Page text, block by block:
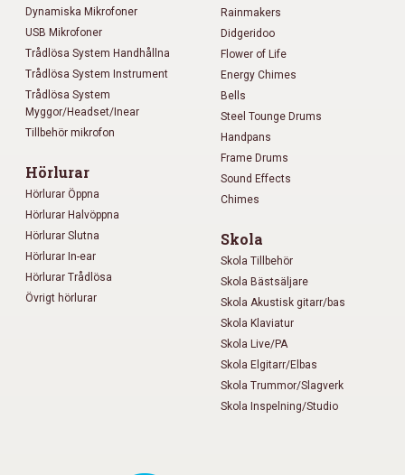
Dynamiska Mikrofoner
USB Mikrofoner
Trådlösa System Handhållna
Trådlösa System Instrument
Trådlösa System
Myggor/Headset/Inear
Tillbehör mikrofon
Hörlurar
Hörlurar Öppna
Hörlurar Halvöppna
Hörlurar Slutna
Hörlurar In-ear
Hörlurar Trådlösa
Övrigt hörlurar
Rainmakers
Didgeridoo
Flower of Life
Energy Chimes
Bells
Steel Tounge Drums
Handpans
Frame Drums
Sound Effects
Chimes
Skola
Skola Tillbehör
Skola Bästsäljare
Skola Akustisk gitarr/bas
Skola Klaviatur
Skola Live/PA
Skola Elgitarr/Elbas
Skola Trummor/Slagverk
Skola Inspelning/Studio